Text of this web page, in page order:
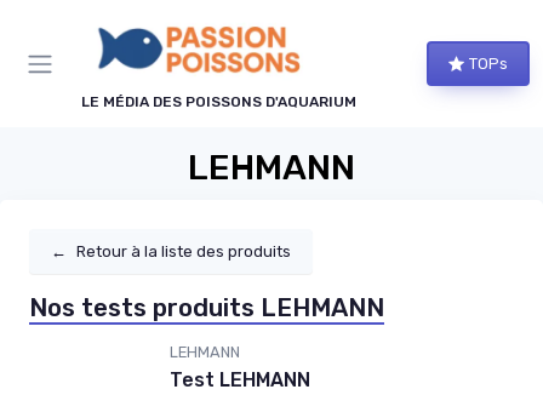
LE MÉDIA DES POISSONS D'AQUARIUM
TOPs
LEHMANN
← Retour à la liste des produits
Nos tests produits LEHMANN
LEHMANN
Test LEHMANN